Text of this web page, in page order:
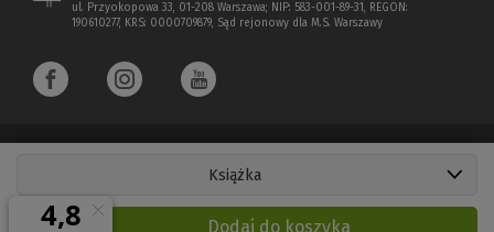
Książka
Dodaj do koszyka
ul. Przyokopowa 33, 01-208 Warszawa; NIP: 583-001-89-31, REGON:
190610277, KRS: 0000709879, Sąd rejonowy dla M.S. Warszawy
Copyright 1997 - 2026 Wolters Kluwer Polska Sp. z o.o.